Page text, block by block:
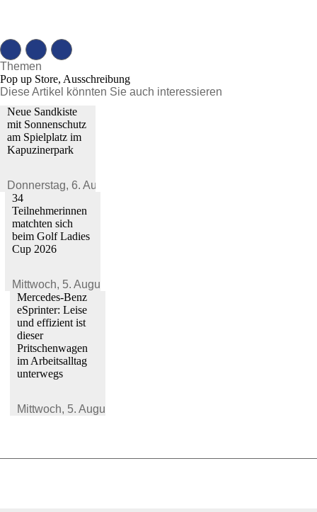
Themen
Pop up Store, Ausschreibung
Diese Artikel könnten Sie auch interessieren
Neue Sandkiste
mit Sonnenschutz
am Spielplatz im
Kapuzinerpark
Donnerstag, 6. August 2026
34
Teilnehmerinnen
matchten sich
beim Golf Ladies
Cup 2026
Mittwoch, 5. August 2026
Mercedes-Benz
eSprinter: Leise
und effizient ist
dieser
Pritschenwagen
im Arbeitsalltag
unterwegs
Mittwoch, 5. August 2026